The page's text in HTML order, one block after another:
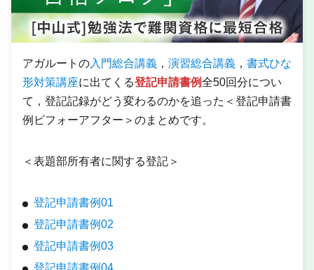
アガルートの入門総合講義 ， 演習総合講義 ， 書式ひな
形対策講座に出てくる登記申請書例全50回分につい
て，登記記録がどう変わるのかを追った＜登記申請書
例ビフォーアフター＞のまとめです。
＜表題部所有者に関する登記＞
登記申請書例01
登記申請書例02
登記申請書例03